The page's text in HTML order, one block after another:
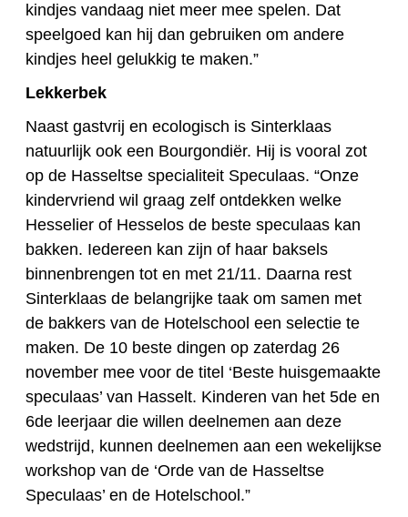
kindjes vandaag niet meer mee spelen. Dat
speelgoed kan hij dan gebruiken om andere
kindjes heel gelukkig te maken.”
Lekkerbek
Naast gastvrij en ecologisch is Sinterklaas
natuurlijk ook een Bourgondiër. Hij is vooral zot
op de Hasseltse specialiteit Speculaas. “Onze
kindervriend wil graag zelf ontdekken welke
Hesselier of Hesselos de beste speculaas kan
bakken. Iedereen kan zijn of haar baksels
binnenbrengen tot en met 21/11. Daarna rest
Sinterklaas de belangrijke taak om samen met
de bakkers van de Hotelschool een selectie te
maken. De 10 beste dingen op zaterdag 26
november mee voor de titel ‘Beste huisgemaakte
speculaas’ van Hasselt. Kinderen van het 5de en
6de leerjaar die willen deelnemen aan deze
wedstrijd, kunnen deelnemen aan een wekelijkse
workshop van de ‘Orde van de Hasseltse
Speculaas’ en de Hotelschool.”